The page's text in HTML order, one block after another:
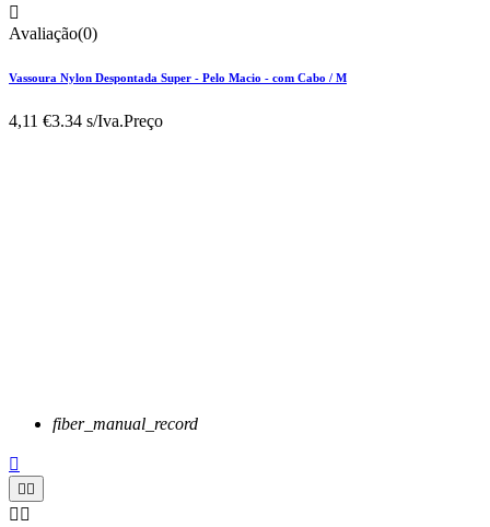

Avaliação(0)
Vassoura Nylon Despontada Super - Pelo Macio - com Cabo / M
4,11 €3.34 s/Iva.Preço
fiber_manual_record

 
 